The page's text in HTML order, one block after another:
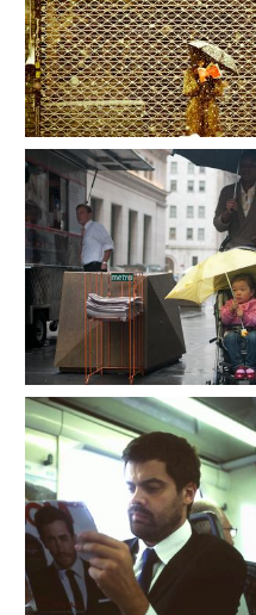
23_fran_simo_0058_-
_JSC4129_New-York-Street-
photography-street-
portraits.es.jpg
25_fran_simo_0061_boo-
hoo_JSC4632.es.jpg
27_fran_simo_0086__KSC6440_Str
eet-photography-street-
portraits.es.jpg